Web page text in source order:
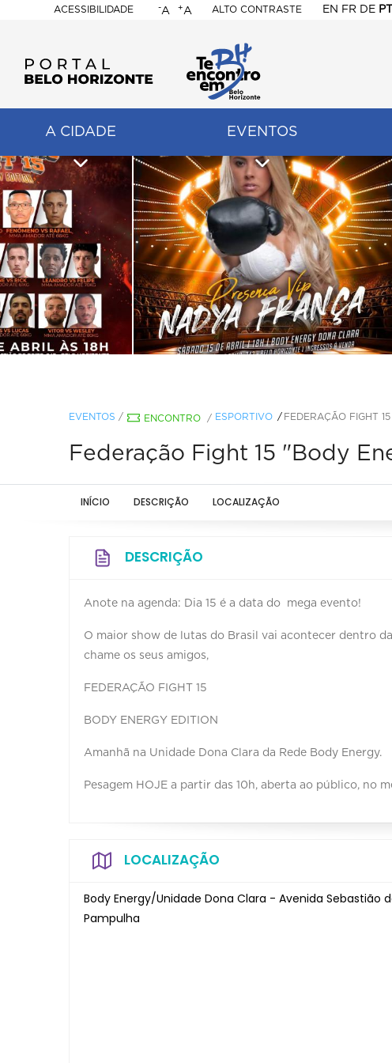
ACESSIBILIDADE
BELO
HORIZONTE
-A +A ALTO CONTRASTE EN FR DE PT
A CIDADE EVENTOS
EVENTOS / ENCONTRO / ESPORTIVO FEDERAÇÃO FIGHT
Federação Fight 15 "Body
INÍCIO DESCRIÇÃO LOCALIZAÇÃO
DESCRIÇÃO
Anote na agenda: Dia 15 é a data do mega evento!
O maior show de lutas do Brasil vai acontecer dentro
chame os seus amigos,
FEDERAÇÃO FIGHT 15
BODY ENERGY EDITION
Amanhã na Unidade Dona Clara da Rede Body Energy.
Pesagem HOJE a partir das 10h, aberta ao público, no
LOCALIZAÇÃO
Body Energy/Unidade Dona Clara - Avenida Sebastião
Pampulha